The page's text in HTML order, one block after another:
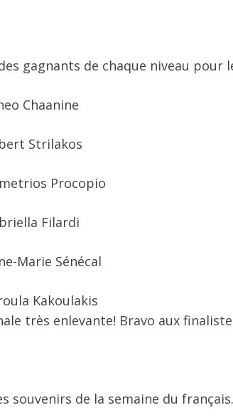
gagnants de chaque niveau pour
Chaanine
Strilakos
Procopio
Filardi
Marie Sénécal
Kakoulakis
très enlevante! Bravo aux
souvenirs de la semaine du français.